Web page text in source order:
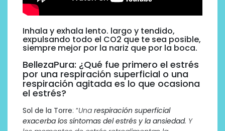
Inhala y exhala lento. largo y tendido,
expulsando todo el CO2 que te sea posible,
siempre mejor por la nariz que por la boca.
BellezaPura: ¿Qué fue primero el estrés
por una respiración superficial o una
respiración agitada es lo que ocasiona
el estrés?
Sol de la Torre: “Una respiración superficial
exacerba los síntomas del estrés y la ansiedad. Y